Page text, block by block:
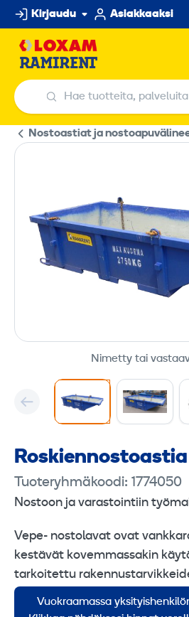
Hyppää
sisältöön
Kirjaudu Asiakkaaksi
Hae tuotteita,
Hae tuotteita,
Nostoastiat ja
Nimetty tai
Tuoteryhmäkoodi: 1774050
Nostoon ja varastointiin
Vepe- nostolavat ovat
kestävät kovemmassakin
tarkoitettu
massojen nostoon sekä myös
Muotonsa ansiosta ne on
Vuokraamassa